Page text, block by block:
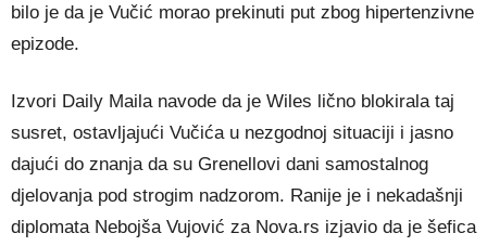
bilo je da je Vučić morao prekinuti put zbog hipertenzivne
epizode.
Izvori Daily Maila navode da je Wiles lično blokirala taj
susret, ostavljajući Vučića u nezgodnoj situaciji i jasno
dajući do znanja da su Grenellovi dani samostalnog
djelovanja pod strogim nadzorom. Ranije je i nekadašnji
diplomata Nebojša Vujović za Nova.rs izjavio da je šefica